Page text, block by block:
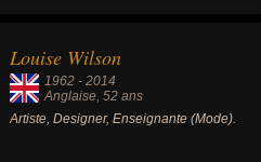
Louise Wilson
1962 - 2014
Anglaise, 52 ans
Artiste, Designer, Enseignante (Mode).